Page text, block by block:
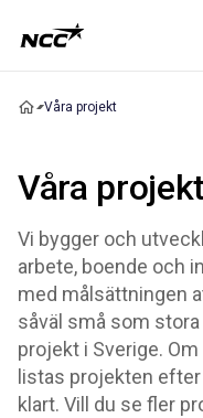
Våra projekt
Våra
Vi bygger och
arbete, boende och
med målsättningen
såväl små som
projekt i Sverige.
listas projekten
klart. Vill du se fler